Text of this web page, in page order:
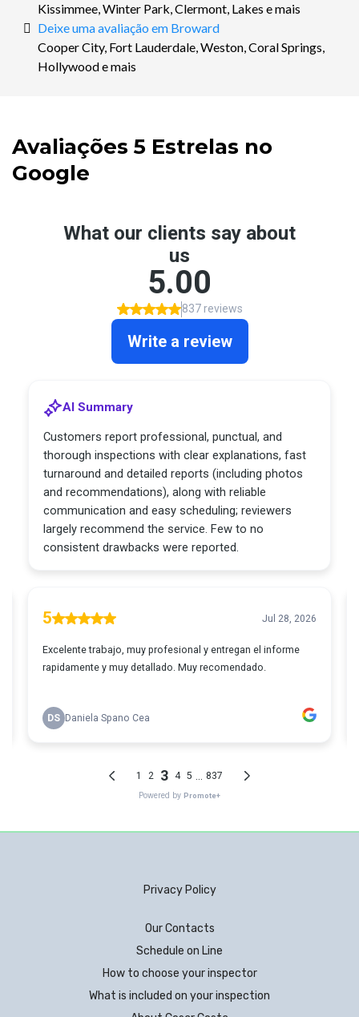
Kissimmee, Winter Park, Clermont, Lakes e mais
Deixe uma avaliação em Broward
Cooper City, Fort Lauderdale, Weston, Coral Springs,
Hollywood e mais
Avaliações 5 Estrelas no
Google
Privacy Policy
Our Contacts
Schedule on Line
How to choose your inspector
What is included on your inspection